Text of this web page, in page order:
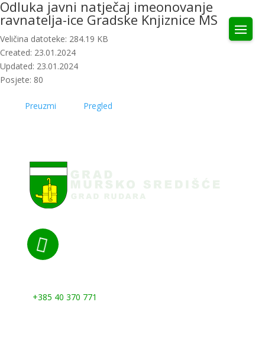
Odluka javni natječaj imeonovanje
ravnatelja-ice Gradske Knjiznice MS
Veličina datoteke: 284.19 KB
Created: 23.01.2024
Updated: 23.01.2024
Posjete: 80
Preuzmi Pregled

+385 40 370 771